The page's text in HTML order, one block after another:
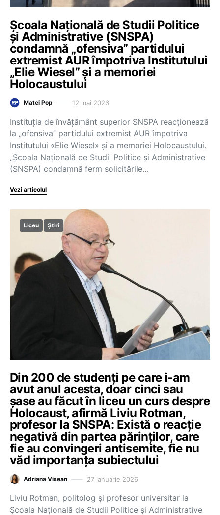
Școala Națională de Studii Politice
și Administrative (SNSPA)
condamnă „ofensiva” partidului
extremist AUR împotriva Institutului
„Elie Wiesel” și a memoriei
Holocaustului
Matei Pop 12 mai 2026
Instituția de învățământ superior SNSPA reacționează
la „ofensiva” partidului extremist AUR împotriva
Institutului «Elie Wiesel» și a memoriei Holocaustului.
„Școala Națională de Studii Politice și Administrative
(SNSPA) condamnă ferm solicitările…
Vezi articolul
Liceu Știri
Din 200 de studenți pe care i-am
avut anul acesta, doar cinci sau
șase au făcut în liceu un curs despre
Holocaust, afirmă Liviu Rotman,
profesor la SNSPA: Există o reacție
negativă din partea părinților, care
fie au convingeri antisemite, fie nu
văd importanța subiectului
Adriana Vișean 27 ianuarie 2026
Liviu Rotman, politolog și profesor universitar la
Școala Națională de Studii Politice și Administrative